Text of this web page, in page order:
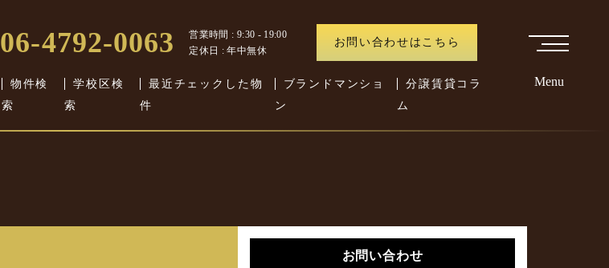
06-4792-0063
営業時間 : 9:30 - 19:00
定休日 : 年中無休
お問い合わせはこちら
物件検
索
学校区検
索
最近チェックした物
件
ブランドマンショ
ン
分譲賃貸コラ
ム
Menu
お問い合わせ